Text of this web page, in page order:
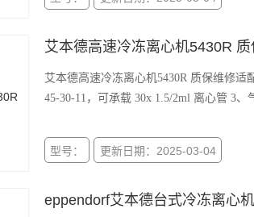
艾本德高速冷冻离心机5430R
艾本德高速冷冻离心机5430R 质保维修适配转子: 1、可选7款固定角转和一款水平转子：
45-30-
型号： 更新日期：2025-03-04
eppendorf艾本德台式冷冻离心